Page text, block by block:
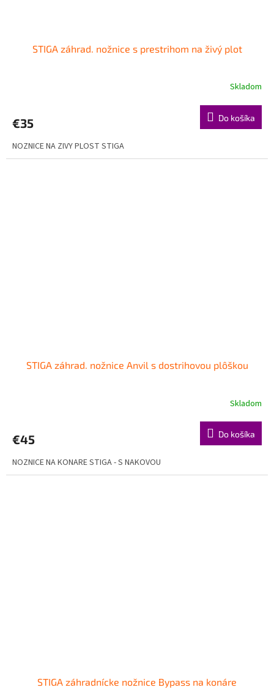
STIGA záhrad. nožnice s prestrihom na živý plot
Skladom
€35 Do košíka
NOZNICE NA ZIVY PLOST STIGA
STIGA záhrad. nožnice Anvil s dostrihovou plôškou
Skladom
€45 Do košíka
NOZNICE NA KONARE STIGA - S NAKOVOU
STIGA záhradnícke nožnice Bypass na konáre